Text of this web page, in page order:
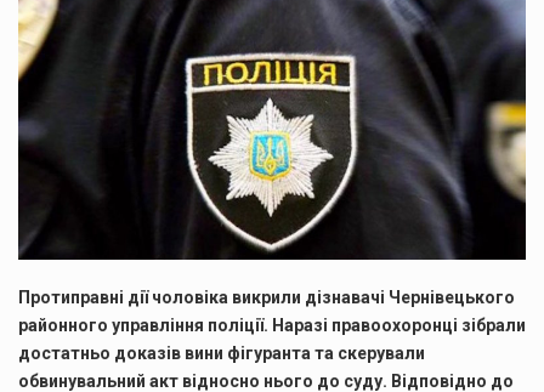
Протиправні дії чоловіка викрили дізнавачі Чернівецького
районного управління поліції. Наразі правоохоронці зібрали
достатньо доказів вини фігуранта та скерували
обвинувальний акт відносно нього до суду. Відповідно до